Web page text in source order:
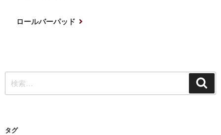
シ
ョ
ロールバーパッド
索:
タグ